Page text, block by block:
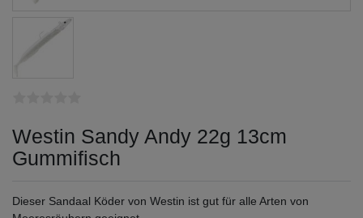
Westin Sandy Andy 22g 13cm
Gummifisch
Dieser Sandaal Köder von Westin ist gut für alle Arten von